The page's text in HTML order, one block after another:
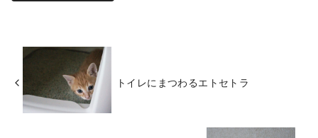
トイレにまつわるエトセトラ